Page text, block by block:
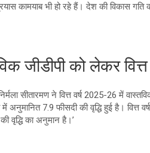
कामयाब भी हो रहे हैं। देश की विकास
जीडीपी को लेकर
सीतारमण ने वित्त वर्ष 2025-26 में
7.9 फीसदी की वृद्धि हुई है। वित्त
वृद्धि का अनुमान है।’